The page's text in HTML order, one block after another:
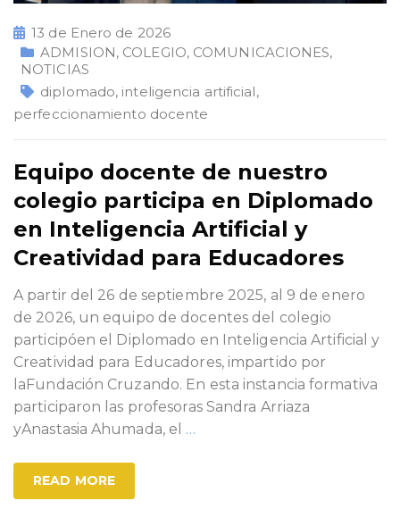
13 de Enero de 2026
ADMISION, COLEGIO, COMUNICACIONES,
NOTICIAS
diplomado, inteligencia artificial,
perfeccionamiento docente
Equipo docente de nuestro
colegio participa en Diplomado
en Inteligencia Artificial y
Creatividad para Educadores
A partir del 26 de septiembre 2025, al 9 de enero
de 2026, un equipo de docentes del colegio
participóen el Diplomado en Inteligencia Artificial y
Creatividad para Educadores, impartido por
laFundación Cruzando. En esta instancia formativa
participaron las profesoras Sandra Arriaza
yAnastasia Ahumada, el …
READ MORE